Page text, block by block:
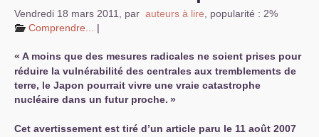
Vendredi 18 mars 2011 par auteurs à lire
popularité : 2%
Comprendre...
|
« A moins que des mesures radicales ne soient prises pour
réduire la vulnérabilité des centrales aux tremblements de
terre, le Japon pourrait vivre une vraie catastrophe
nucléaire dans un futur proche. »
Cet avertissement est tiré d’un article paru le 11 août 2007